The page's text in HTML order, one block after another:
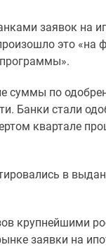
заявок на
это «на
суммы по
Банки стали
квартале
в
крупнейшими
заявки на